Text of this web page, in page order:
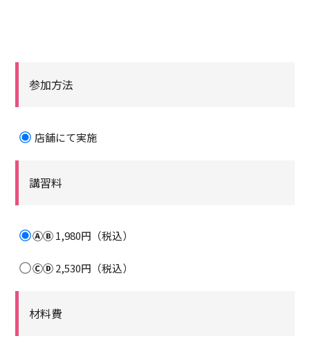
参加方法
店舗にて実施
講習料
ⒶⒷ1,980円（税込）
ⒸⒹ2,530円（税込）
材料費